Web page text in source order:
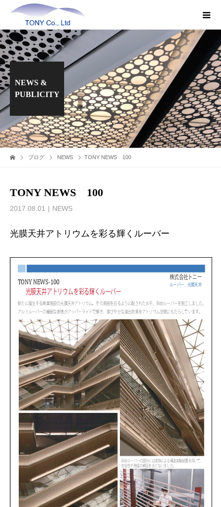
NEWS &
PUBLICITY
ブログ NEWS TONY NEWS 100
TONY NEWS 100
2017.08.01 NEWS
光膜天井アトリウムを彩る輝くルーバー